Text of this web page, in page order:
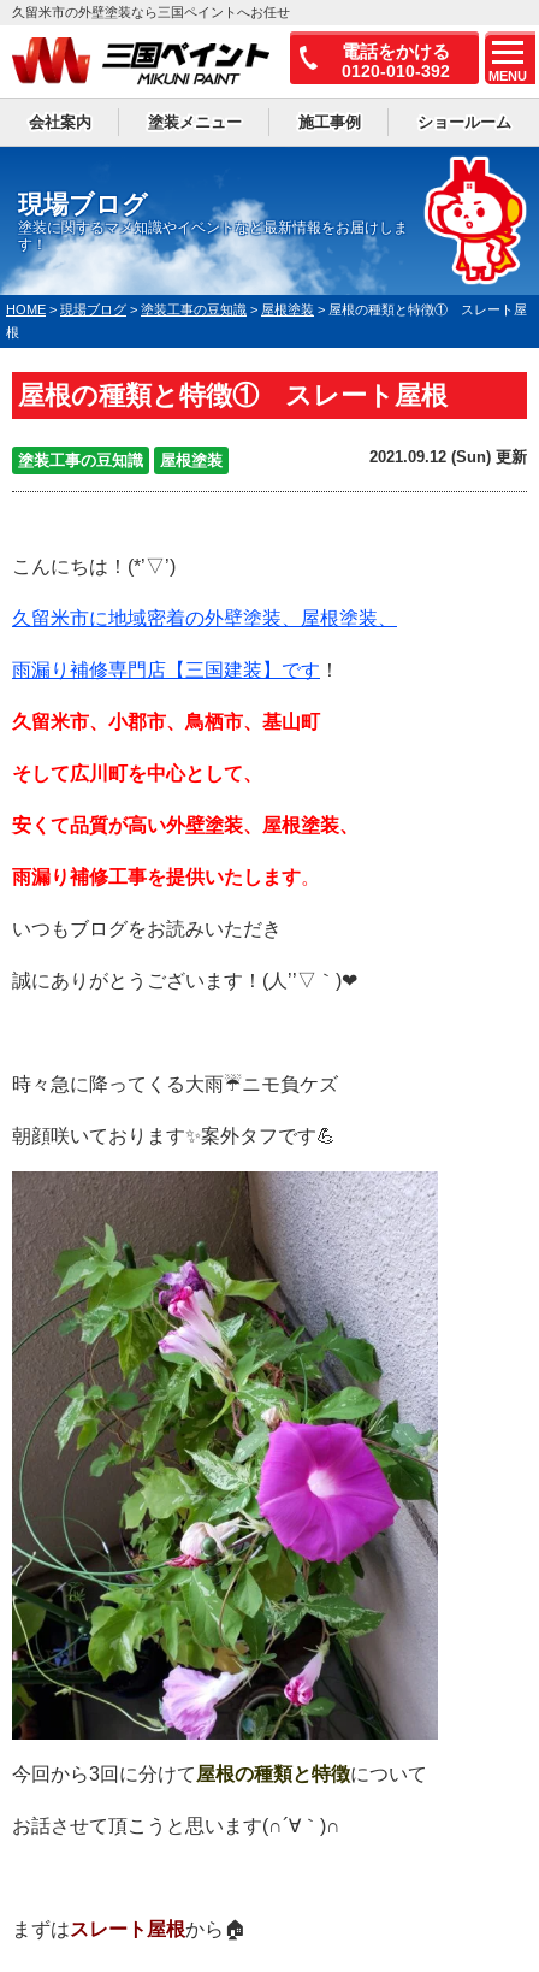
電話をかける
0120-010-392 MENU
久留米市の外壁塗装なら三国ペイントへお任せ
会社案内 塗装メニュー 施工事例 ショールーム
現場ブログ
塗装に関するマメ知識やイベントなど最新情報をお届けしま
す！
HOME > 現場ブログ > 塗装工事の豆知識 > 屋根塗装 > 屋根の種類と特徴① スレート屋
根
屋根の種類と特徴① スレート屋根
塗装工事の豆知識 屋根塗装 2021.09.12 (Sun) 更新
こんにちは！ (*’▽’)
久留米市に地域密着の外壁塗装、屋根塗装、
雨漏り補修専門店【三国建装】です ！
久留米市、小郡市、鳥栖市、基山町
そして広川町を中心として、
安くて品質が高い外壁塗装、屋根塗装、
雨漏り補修工事を提供いたします。
いつもブログをお読みいただき
誠にありがとうございます！ ( 人 ’’▽｀ )❤
時々急に降ってくる大雨☔ニモ負ケズ
朝顔咲いております✨案外タフです💪
今回から3回に分けて屋根の種類と特徴について
お話させて頂こうと思います(∩´∀｀)∩
まずはスレート屋根から🏠